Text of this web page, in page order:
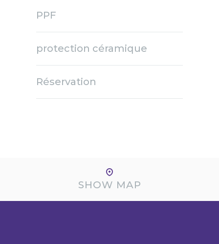
PPF
protection céramique
Réservation
SHOW MAP